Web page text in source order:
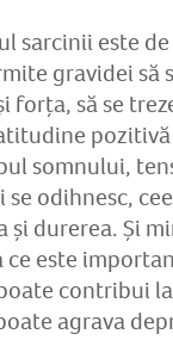
sarcinii este
gravidei să
forța, să se
somnului,
se odihnesc,
durerea. Și
ce este
contribui
agrava